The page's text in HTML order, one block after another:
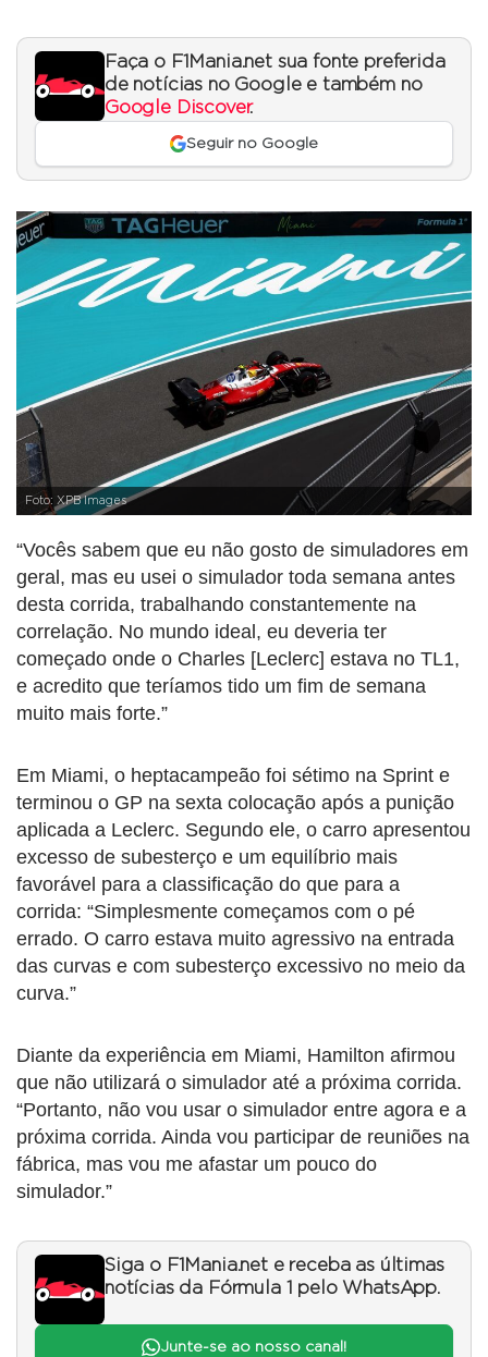
Faça o F1Mania.net sua fonte preferida
de notícias no Google e também no
Google Discover.
Seguir no Google
Foto: XPB Images
“Vocês sabem que eu não gosto de simuladores em
geral, mas eu usei o simulador toda semana antes
desta corrida, trabalhando constantemente na
correlação. No mundo ideal, eu deveria ter
começado onde o Charles [Leclerc] estava no TL1,
e acredito que teríamos tido um fim de semana
muito mais forte.”
Em Miami, o heptacampeão foi sétimo na Sprint e
terminou o GP na sexta colocação após a punição
aplicada a Leclerc. Segundo ele, o carro apresentou
excesso de subesterço e um equilíbrio mais
favorável para a classificação do que para a
corrida: “Simplesmente começamos com o pé
errado. O carro estava muito agressivo na entrada
das curvas e com subesterço excessivo no meio da
curva.”
Diante da experiência em Miami, Hamilton afirmou
que não utilizará o simulador até a próxima corrida.
“Portanto, não vou usar o simulador entre agora e a
próxima corrida. Ainda vou participar de reuniões na
fábrica, mas vou me afastar um pouco do
simulador.”
Siga o F1Mania.net e receba as últimas
notícias da Fórmula 1 pelo WhatsApp.
Junte-se ao nosso canal!